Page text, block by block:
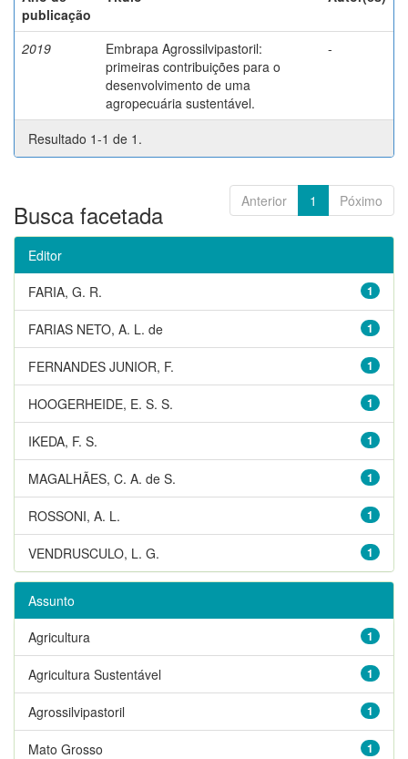
publicação
2019
Embrapa Agrossilvipastoril:
primeiras contribuições para o
desenvolvimento de uma
agropecuária sustentável.
-
Resultado 1-1 de 1.
Anterior 1 Póximo
Busca facetada
Editor
1
FARIA, G. R.
1
FARIAS NETO, A. L. de
1
FERNANDES JUNIOR, F.
1
HOOGERHEIDE, E. S. S.
1
IKEDA, F. S.
1
MAGALHÃES, C. A. de S.
1
ROSSONI, A. L.
1
VENDRUSCULO, L. G.
Assunto
1
Agricultura
1
Agricultura Sustentável
1
Agrossilvipastoril
1
Mato Grosso